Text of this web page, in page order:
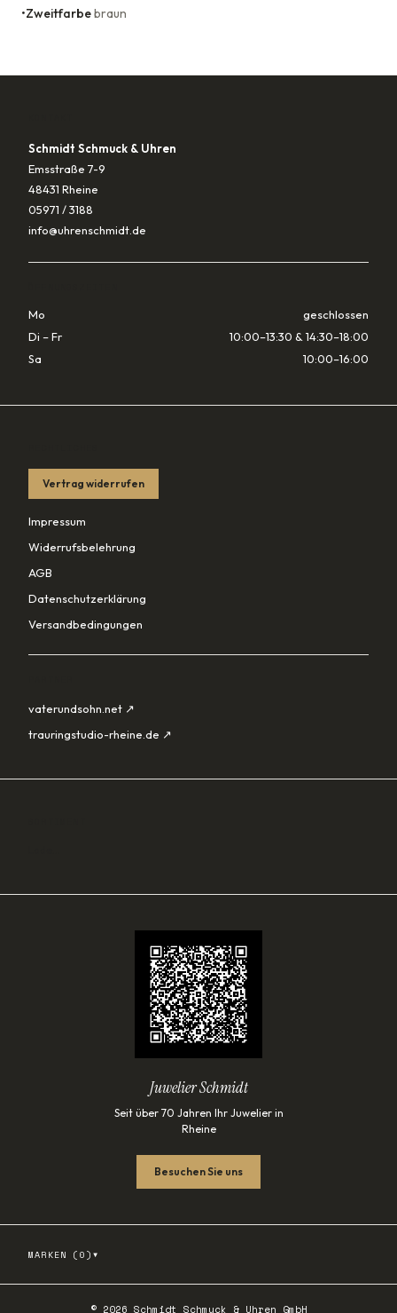
•Zweitfarbebraun
Schmidt Schmuck & Uhren
Emsstraße 7-9
48431 Rheine
05971 / 3188
info@uhrenschmidt.de
Mo
geschlossen
Di – Fr
10:00–13:30 & 14:30–18:00
Sa
10:00–16:00
Vertrag widerrufen
Impressum
Widerrufsbelehrung
AGB
Datenschutzerklärung
Versandbedingungen
vaterundsohn.net ↗
trauringstudio-rheine.de ↗
Juwelier Schmidt
Seit über 70 Jahren Ihr Juwelier in
Rheine
Besuchen Sie uns
MARKEN ( 0 ) ▾
© 2026 Schmidt Schmuck & Uhren GmbH